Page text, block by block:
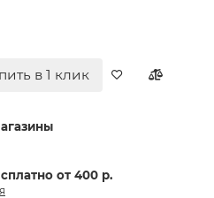
в 1 клик
от 400 р.